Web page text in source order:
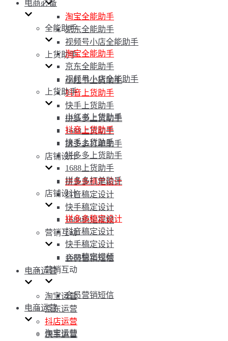
淘宝全能助手
京东全能助手
视频号小店全能助手
上货助手
小红书上货助手
抖音上货助手
快手上货助手
拼多多上货助手
1688上货助手
拼多多打单助手
店铺设计
拼多多稿定设计
抖音稿定设计
快手稿定设计
1688稿定视频
营销互动
会员营销短信
电商运营
淘宝运营
京东运营
抖店运营
快手运营
电商必备
全能助手
淘宝全能助手
京东全能助手
视频号小店全能助手
上货助手
小红书上货助手
抖音上货助手
快手上货助手
拼多多上货助手
1688上货助手
拼多多打单助手
店铺设计
拼多多稿定设计
抖音稿定设计
快手稿定设计
1688稿定视频
营销互动
会员营销短信
电商运营
淘宝运营